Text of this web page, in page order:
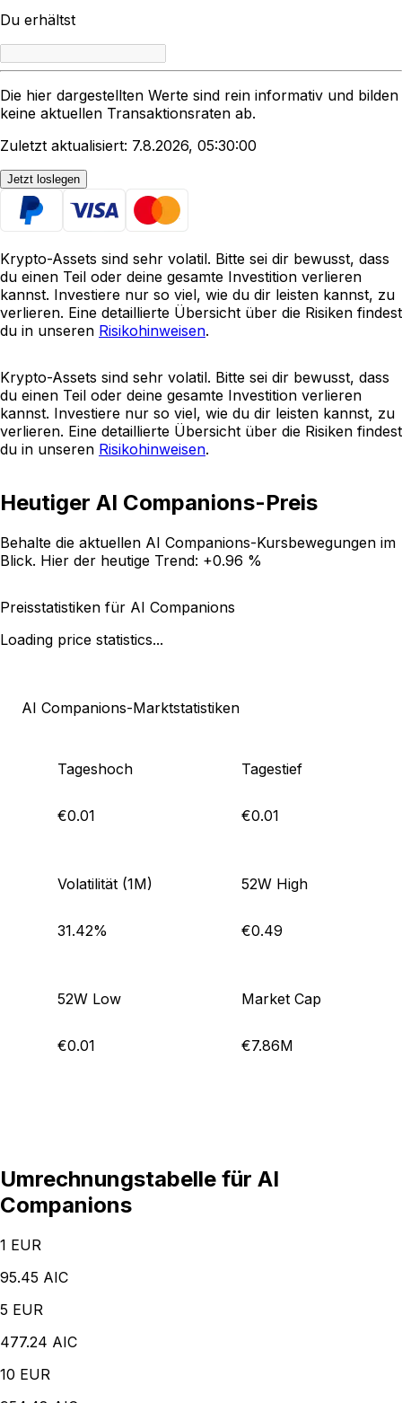
Du erhältst
Die hier dargestellten Werte sind rein informativ und bilden
keine aktuellen Transaktionsraten ab.
Zuletzt aktualisiert: 7.8.2026, 05:30:00
Jetzt loslegen
Krypto-Assets sind sehr volatil. Bitte sei dir bewusst, dass
du einen Teil oder deine gesamte Investition verlieren
kannst. Investiere nur so viel, wie du dir leisten kannst, zu
verlieren. Eine detaillierte Übersicht über die Risiken findest
du in unseren Risikohinweisen.
Krypto-Assets sind sehr volatil. Bitte sei dir bewusst, dass
du einen Teil oder deine gesamte Investition verlieren
kannst. Investiere nur so viel, wie du dir leisten kannst, zu
verlieren. Eine detaillierte Übersicht über die Risiken findest
du in unseren Risikohinweisen.
Heutiger AI Companions-Preis
Behalte die aktuellen AI Companions-Kursbewegungen im
Blick. Hier der heutige Trend: +0.96 %
Preisstatistiken für AI Companions
Loading price statistics...
AI Companions-Marktstatistiken
Tageshoch
€0.01
Tagestief
€0.01
Volatilität (1M)
31.42%
52W High
€0.49
52W Low
€0.01
Market Cap
€7.86M
Umrechnungstabelle für AI
Companions
1 EUR
95.45 AIC
5 EUR
477.24 AIC
10 EUR